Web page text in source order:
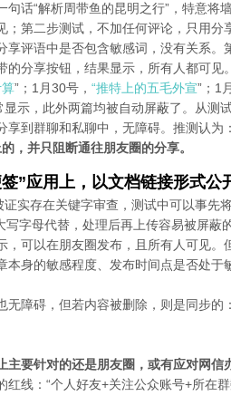
话“解析周带鱼的昆明之行”，特意将
第二步测试，不加任何评论，只用分
享评语中是否包含敏感词，没有关系。
的分享按钮，结果显示，所有人都可见
”；1月30号， “推特上的五毛外宣”；1
显示，此外两篇均被自动屏蔽了。从测
到群聊和私聊中，无障碍。推测认为：
，并只阻断通往朋友圈的分享。
”应用上，以文档链接形式公
证实存在关键字审查，测试中可以事先
字母代替，处理后再上传容易被屏蔽
，可以在朋友圈发布，且所有人可见
身的敏感程度、发布时间点是否处于
无障碍，但若内容被删除，则是同步
主要针对的还是朋友圈，或有应对网信
线：“个人好友+关注公众账号+所在